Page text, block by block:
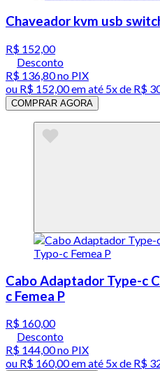
Chaveador kvm usb
R$ 152,00
Desconto
R$ 136,80no PIX
ou R$ 152,00em até 5x de R$
COMPRAR AGORA
Cabo Adaptador Type-c
c Femea P
R$ 160,00
Desconto
R$ 144,00no PIX
ou R$ 160,00em até 5x de R$